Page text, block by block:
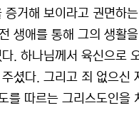
거해 보이라고 권면하
생애를 통해 그의 생활
. 하나님께서 육신으로
셨다. 그리고 죄 없으신
를 따르는 그리스도인을